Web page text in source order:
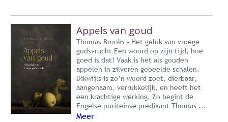
Appels van goud
Thomas Brooks - Het geluk van vroege
godsvrucht Een woord op zijn tijd, hoe
goed is dat! Vaak is het als gouden
appelen in zilveren gebeelde schalen.
Dikwijls is zo’n woord zoet, dierbaar,
aangenaam, verrukkelijk, en heeft het
een krachtige werking. Zo begint de
Engelse puriteinse predikant Thomas ...
Meer